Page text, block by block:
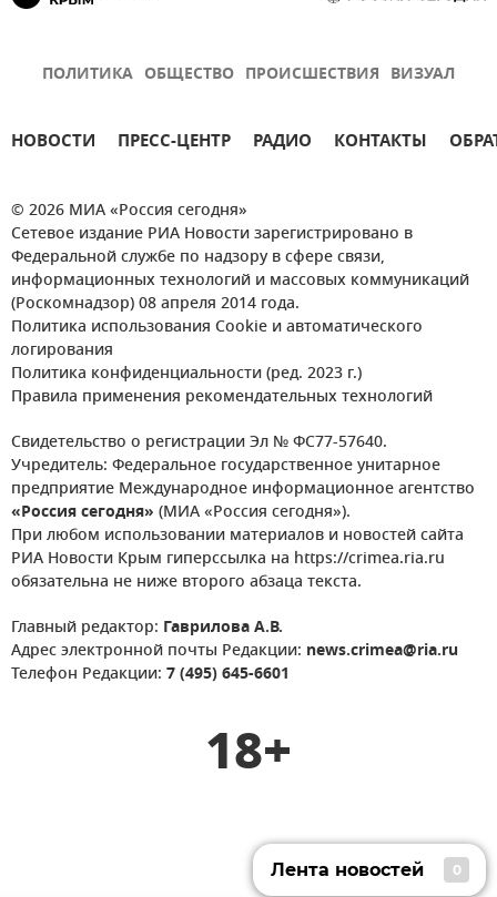
ПОЛИТИКА ОБЩЕСТВО ПРОИСШЕСТВИЯ ВИЗУАЛ
НОВОСТИ ПРЕСС-ЦЕНТР РАДИО КОНТАКТЫ
© 2026 МИА «Россия сегодня»
Сетевое издание РИА Новости зарегистрировано в
Федеральной службе по надзору в сфере связи,
информационных технологий и массовых коммуникаций
(Роскомнадзор) 08 апреля 2014 года.
Политика использования Cookie и автоматического
логирования
Политика конфиденциальности (ред. 2023 г.)
Правила применения рекомендательных технологий
Свидетельство о регистрации Эл № ФС77-57640.
Учредитель: Федеральное государственное унитарное
предприятие Международное информационное агентство
«Россия сегодня» (МИА «Россия сегодня»).
При любом использовании материалов и новостей сайта
РИА Новости Крым гиперссылка на https://crimea.ria.ru
обязательна не ниже второго абзаца текста.
Главный редактор: Гаврилова А.В.
Адрес электронной почты Редакции: news.crimea@ria.ru
Телефон Редакции: 7 (495) 645-6601
18+
Лента новостей 0